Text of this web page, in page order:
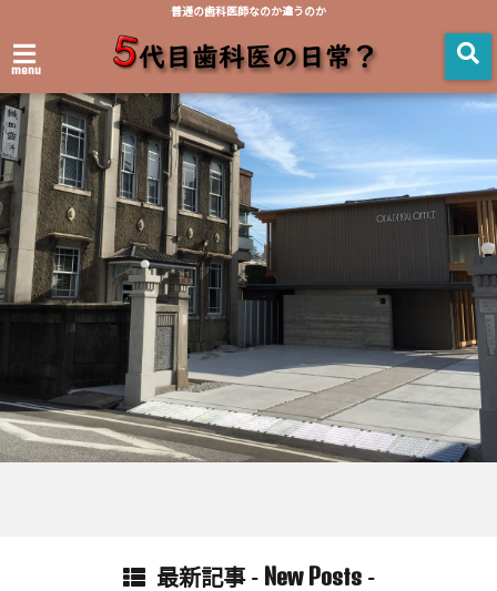
普通の歯科医師なのか違うのか
menu
最新記事 - New Posts-